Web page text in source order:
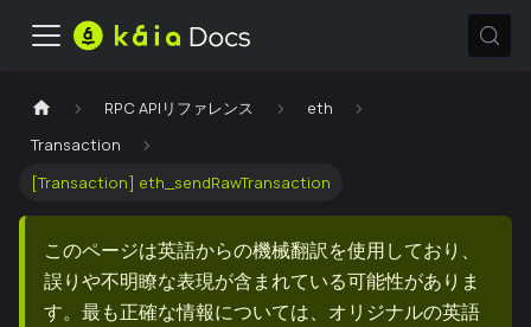
RPC APIリファレンス
eth
Transaction
[Transaction] eth_sendRawTransaction
このページは英語からの機械翻訳を使用しており、
誤りや不明瞭な表現が含まれている可能性がありま
す。最も正確な情報については、オリジナルの英語